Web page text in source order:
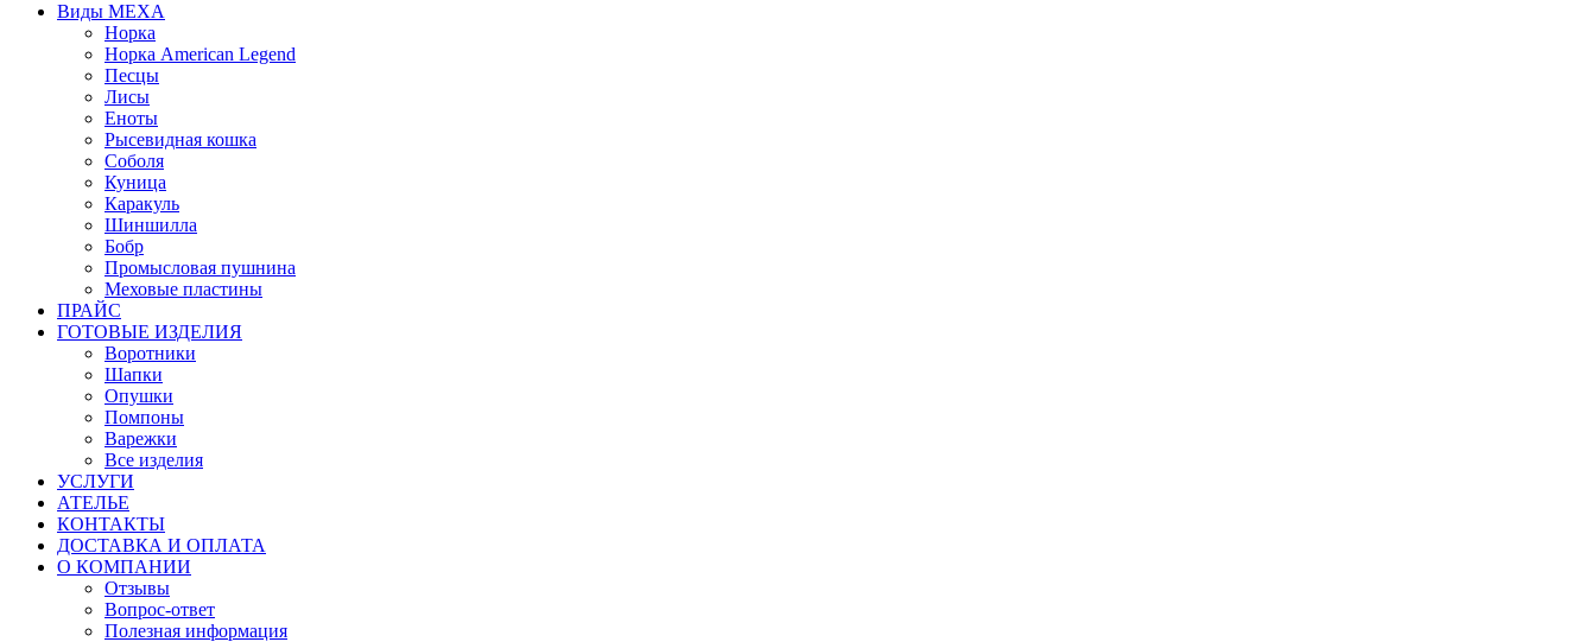
Виды МЕХА
Норка
Норка American Legend
Песцы
Лисы
Еноты
Рысевидная кошка
Соболя
Куница
Каракуль
Шиншилла
Бобр
Промысловая пушнина
Меховые пластины
ПРАЙС
ГОТОВЫЕ ИЗДЕЛИЯ
Воротники
Шапки
Опушки
Помпоны
Варежки
Все изделия
УСЛУГИ
АТЕЛЬЕ
КОНТАКТЫ
ДОСТАВКА И ОПЛАТА
О КОМПАНИИ
Отзывы
Вопрос-ответ
Полезная информация